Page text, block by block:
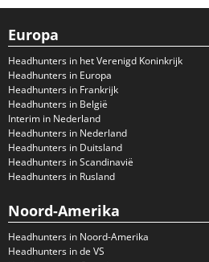
Europa
Headhunters in het Verenigd Koninkrijk
Headhunters in Europa
Headhunters in Frankrijk
Headhunters in België
Interim in Nederland
Headhunters in Nederland
Headhunters in Duitsland
Headhunters in Scandinavië
Headhunters in Rusland
Noord-Amerika
Headhunters in Noord-Amerika
Headhunters in de VS